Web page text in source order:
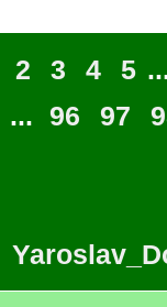
2 3 4 5
... 96 97